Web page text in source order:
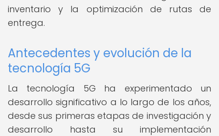
inventario y la optimización de rutas de
entrega.
Antecedentes y evolución de la
tecnología 5G
La tecnología 5G ha experimentado un
desarrollo significativo a lo largo de los años,
desde sus primeras etapas de investigación y
desarrollo hasta su implementación